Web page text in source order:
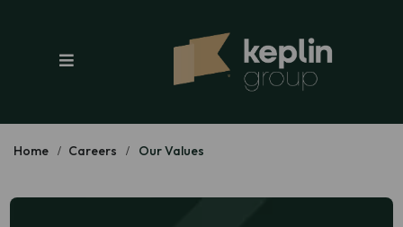
Home Careers Our Values